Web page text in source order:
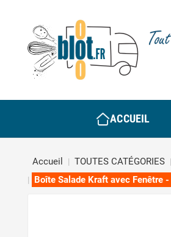
ACCUEIL
Accueil TOUTES CATÉGORIES
Boîte Salade Kraft avec